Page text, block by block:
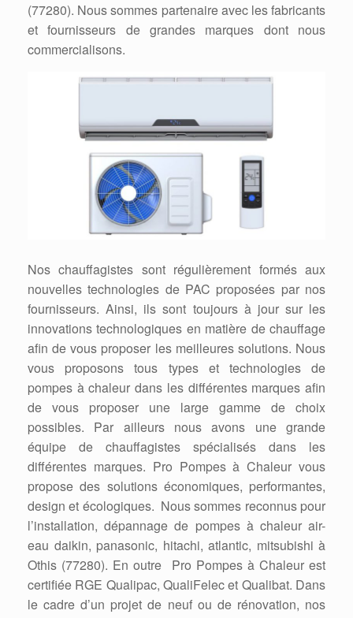
(77280). Nous sommes partenaire avec les fabricants
et fournisseurs de grandes marques dont nous
commercialisons.
Nos chauffagistes sont régulièrement formés aux
nouvelles technologies de PAC proposées par nos
fournisseurs. Ainsi, ils sont toujours à jour sur les
innovations technologiques en matière de chauffage
afin de vous proposer les meilleures solutions. Nous
vous proposons tous types et technologies de
pompes à chaleur dans les différentes marques afin
de vous proposer une large gamme de choix
possibles. Par ailleurs nous avons une grande
équipe de chauffagistes spécialisés dans les
différentes marques. Pro Pompes à Chaleur vous
propose des solutions économiques, performantes,
design et écologiques. Nous sommes reconnus pour
l’installation, dépannage de pompes à chaleur air-
eau daikin, panasonic, hitachi, atlantic, mitsubishi à
Othis (77280). En outre Pro Pompes à Chaleur est
certifiée RGE Qualipac, QualiFelec et Qualibat. Dans
le cadre d’un projet de neuf ou de rénovation, nos